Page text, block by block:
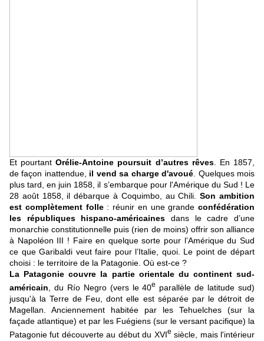
Et pourtantOrélie-Antoine poursuit d’autres rêves. En 1857,
de façon inattendue, il vend sa charge d'avoué . Quelques mois
plus tard, en juin 1858, il s’embarque pour l'Amérique du Sud ! Le
28 août 1858, il débarque à Coquimbo, au Chili.Son ambition
est complètement folle: réunir en une grande confédération
les républiques hispano-américaines dans le cadre d’une
monarchie constitutionnelle puis (rien de moins) offrir son alliance
à Napoléon III ! Faire en quelque sorte pour l’Amérique du Sud
ce que Garibaldi veut faire pour l’Italie, quoi. Le point de départ
choisi : le territoire de la Patagonie. Où est-ce ?
La Patagonie couvre la partie orientale du continent sud-
américain , du Río Negro (vers le 40e
parallèle de latitude sud)
jusqu'à la Terre de Feu, dont elle est séparée par le détroit de
Magellan. Anciennement habitée par les Tehuelches (sur la
façade atlantique) et par les Fuégiens (sur le versant pacifique) la
Patagonie fut découverte au début du XVIe siècle, mais l'intérieur